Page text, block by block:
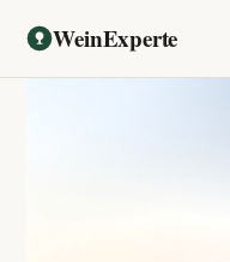
WeinExperte